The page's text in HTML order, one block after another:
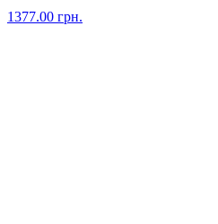
1377.00 грн.